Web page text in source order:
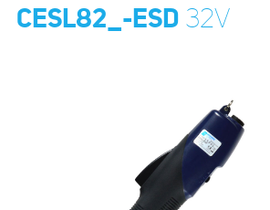
CESL82_-ESD32V